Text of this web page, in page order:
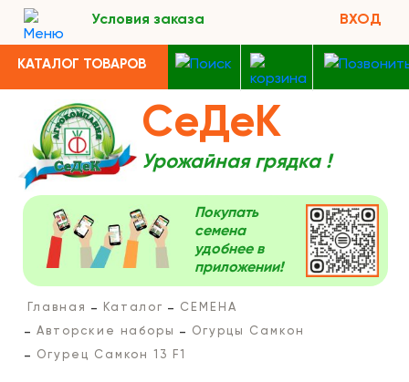
Условия заказа ВХОД
КАТАЛОГ ТОВАРОВ
СеДеК
Урожайная грядка !
Покупать
семена
удобнее в
приложении!
Главная Каталог
СЕМЕНА
Авторские наборы
Огурцы Самкон
Огурец Самкон 13 F1